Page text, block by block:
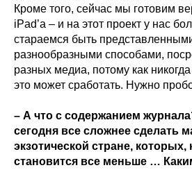
Кроме того, сейчас мы готовим
iPad’а – и на этот проект у нас
стараемся быть
разнообразными способами,
разных медиа, потому как
это может сработать. Нужно
– А что с содержанием
сегодня все сложнее сделать
экзотической стране,
становится все меньше …